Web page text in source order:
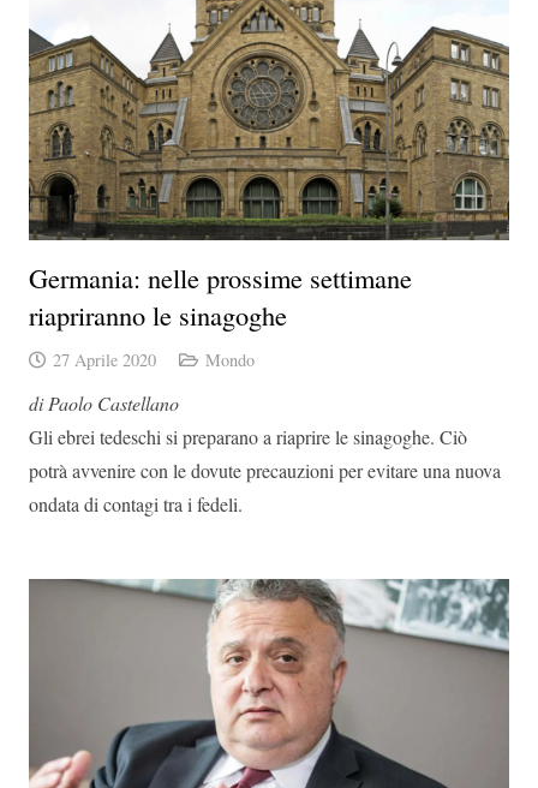
Germania: nelle prossime settimane
riapriranno le sinagoghe
27 Aprile 2020 Mondo
di Paolo Castellano
Gli ebrei tedeschi si preparano a riaprire le sinagoghe. Ciò
potrà avvenire con le dovute precauzioni per evitare una nuova
ondata di contagi tra i fedeli.